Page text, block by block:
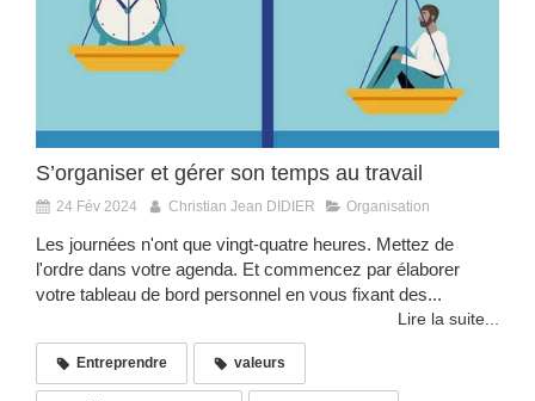
S’organiser et gérer son temps au travail
24 Fév 2024 Christian Jean DIDIER Organisation
Les journées n'ont que vingt-quatre heures. Mettez de
l'ordre dans votre agenda. Et commencez par élaborer
votre tableau de bord personnel en vous fixant des...
Lire la suite...
Entreprendre valeurs